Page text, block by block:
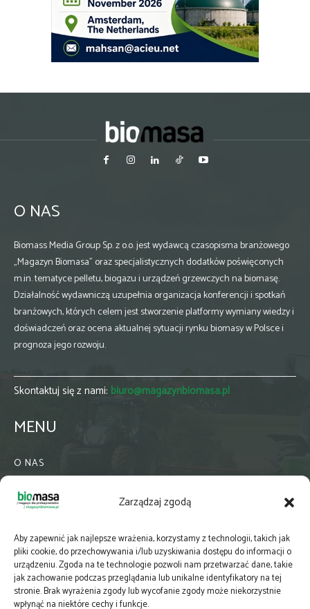
Zarządzaj zgodą
Aby zapewnić jak najlepsze wrażenia, korzystamy z technologii, takich jak
pliki cookie, do przechowywania i/lub uzyskiwania dostępu do informacji o
urządzeniu. Zgoda na te technologie pozwoli nam przetwarzać dane, takie
jak zachowanie podczas przeglądania lub unikalne identyfikatory na tej
stronie. Brak wyrażenia zgody lub wycofanie zgody może niekorzystnie
wpłynąć na niektóre cechy i funkcje.
O NAS
Biomass Media Group Sp. z o.o. jest wydawcą czasopisma branżowego
„Magazyn Biomasa” oraz specjalistycznych dodatków poświęconych
m.in. tematyce pelletu, biogazu i urządzeń grzewczych na biomasę.
Działalność wydawniczą uzupełnia organizacja konferencji i spotkań
branżowych, których celem jest stworzenie platformy wymiany wiedzy i
doświadczeń oraz ocena aktualnej sytuacji rynku biomasy w Polsce i
prognoza jego rozwoju.
Skontaktuj się z nami: biuro@magazynbiomasa.pl
MENU
O NAS
WSPÓŁPRACA
PRENUMERATA
NEWSLETTER
MAPY